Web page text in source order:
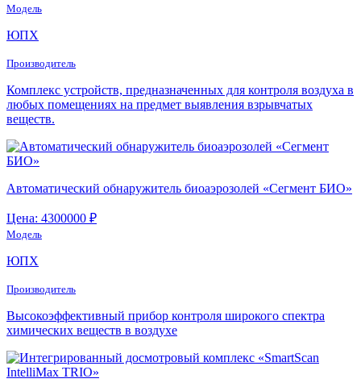
Модель
ЮПХ
Производитель
Комплекс устройств, предназначенных для контроля воздуха в
любых помещениях на предмет выявления взрывчатых
веществ.
Автоматический обнаружитель биоаэрозолей «Сегмент БИО»
Цена: 4300000 ₽
Модель
ЮПХ
Производитель
Высокоэффективный прибор контроля широкого спектра
химических веществ в воздухе